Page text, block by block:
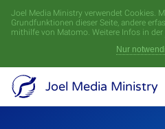
Joel Media Ministry verwendet Cookies.
Grundfunktionen dieser Seite, andere
mithilfe von Matomo. Weitere Infos in der
Nur
Joel Media Ministry